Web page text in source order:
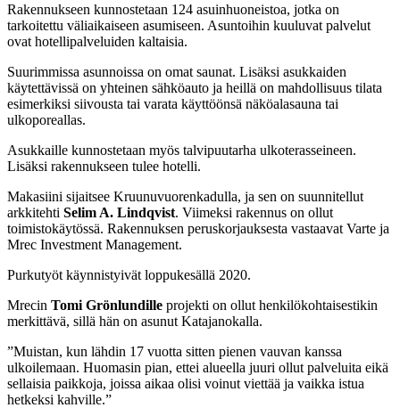
Rakennukseen kunnostetaan 124 asuin­huoneistoa, jotka on
tarkoitettu väliaikaiseen asumiseen. Asuntoihin kuuluvat palvelut
ovat hotellipalveluiden kaltaisia.
Suurimmissa asunnoissa on omat saunat. Lisäksi asukkaiden
käytettävissä on yhteinen sähköauto ja heillä on mahdollisuus tilata
esimerkiksi siivousta tai varata käyttöönsä näköalasauna tai
ulkoporeallas.
Asukkaille kunnostetaan myös talvipuutarha ulkoterasseineen.
Lisäksi rakennukseen tulee hotelli.
Makasiini sijaitsee Kruunuvuorenkadulla, ja sen on suunnitellut
arkkitehti Selim A. Lindqvist. Viimeksi rakennus on ollut
toimistokäytössä. Rakennuksen perus­korjauksesta vastaavat Varte ja
Mrec Investment Management.
Purkutyöt käynnistyivät loppukesällä 2020.
Mrecin Tomi Grönlundille projekti on ollut henkilökohtaisestikin
merkittävä, sillä hän on asunut Katajanokalla.
”Muistan, kun lähdin 17 vuotta sitten pienen vauvan kanssa
ulkoilemaan. Huomasin pian, ettei alueella juuri ollut palveluita eikä
sellaisia paikkoja, joissa aikaa olisi voinut viettää ja vaikka istua
hetkeksi kahville.”